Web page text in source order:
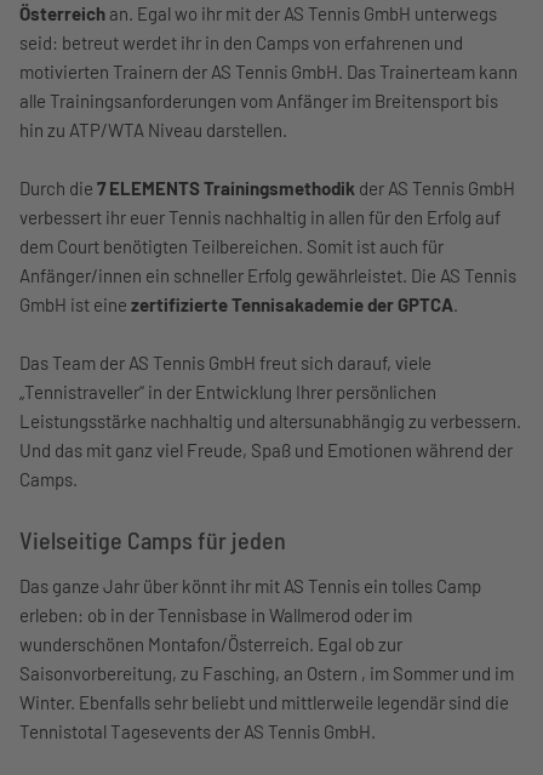
Österreich an. Egal wo ihr mit der AS Tennis GmbH unterwegs
seid: betreut werdet ihr in den Camps von erfahrenen und
motivierten Trainern der AS Tennis GmbH. Das Trainerteam kann
alle Trainingsanforderungen vom Anfänger im Breitensport bis
hin zu ATP/WTA Niveau darstellen.
Durch die 7 ELEMENTS Trainingsmethodik der AS Tennis GmbH
verbessert ihr euer Tennis nachhaltig in allen für den Erfolg auf
dem Court benötigten Teilbereichen. Somit ist auch für
Anfänger/innen ein schneller Erfolg gewährleistet. Die AS Tennis
GmbH ist eine zertifizierte Tennisakademie der GPTCA
Das Team der AS Tennis GmbH freut sich darauf, viele
„Tennistraveller“ in der Entwicklung Ihrer persönlichen
Leistungsstärke nachhaltig und altersunabhängig zu verbessern.
Und das mit ganz viel Freude, Spaß und Emotionen während der
Camps.
Vielseitige Camps für jeden
Das ganze Jahr über könnt ihr mit AS Tennis ein tolles Camp
erleben: ob in der Tennisbase in Wallmerod oder im
wunderschönen Montafon/Österreich. Egal ob zur
Saisonvorbereitung, zu Fasching, an Ostern , im Sommer und im
Winter. Ebenfalls sehr beliebt und mittlerweile legendär sind die
Tennistotal Tagesevents der AS Tennis GmbH.